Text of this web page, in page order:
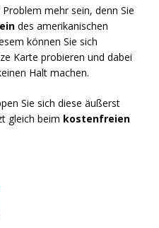
mehr sein, denn Sie
des amerikanischen
können Sie sich
Karte probieren und dabei
Halt machen.
Sie sich diese äußerst
gleich beim kostenfreien